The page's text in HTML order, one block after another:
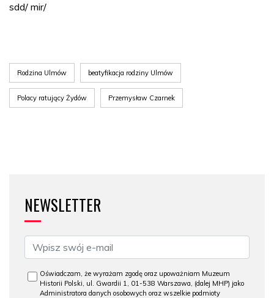
sdd/ mir/
Rodzina Ulmów beatyfikacja rodziny Ulmów
Polacy ratujący Żydów Przemysław Czarnek
NEWSLETTER
Oświadczam, że wyrażam zgodę oraz upoważniam Muzeum
Historii Polski, ul. Gwardii 1, 01-538 Warszawa, (dalej MHP) jako
Administratora danych osobowych oraz wszelkie podmioty